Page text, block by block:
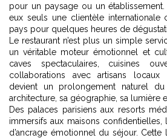
pour un paysage ou un
eux seuls une clientèle internationale
pays pour quelques heures de
Le restaurant n’est plus un simple
un véritable moteur émotionnel et
caves spectaculaires, cuisines
collaborations avec artisans locaux
devient un prolongement naturel
architecture, sa géographie, sa lumière
Des palaces parisiens aux resorts
immersifs aux maisons
d’ancrage émotionnel du séjour.